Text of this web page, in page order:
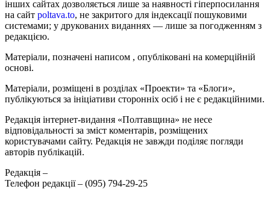
інших сайтах дозволяється лише за наявності гіперпосилання
на сайт poltava.to, не закритого для індексації пошуковими
системами; у друкованих виданнях — лише за погодженням з
редакцією.
Матеріали, позначені написом , опубліковані на комерційній
основі.
Матеріали, розміщені в розділах «Проекти» та «Блоги»,
публікуються за ініціативи сторонніх осіб і не є редакційними.
Редакція інтернет-видання «Полтавщина» не несе
відповідальності за зміст коментарів, розміщених
користувачами сайту. Редакція не завжди поділяє погляди
авторів публікацій.
Редакція –
Телефон редакції – (095) 794-29-25